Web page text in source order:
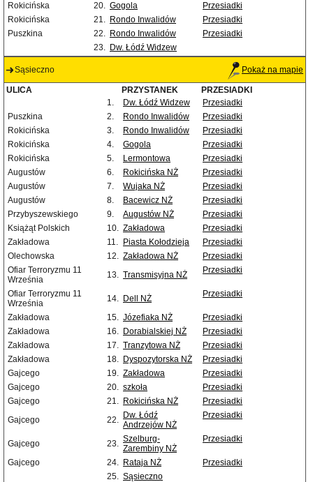
Rokicińska
20. Gogola
Przesiadki
Rokicińska
21. Rondo Inwalidów
Przesiadki
Puszkina
22. Rondo Inwalidów
Przesiadki
23. Dw. Łódź Widzew
Sąsieczno Pokaż na mapie
ULICA PRZYSTANEK
PRZESIADKI
1.
Dw. Łódź Widzew
Przesiadki
Puszkina
2. Rondo Inwalidów
Przesiadki
Rokicińska
3. Rondo Inwalidów
Przesiadki
Rokicińska
4. Gogola
Przesiadki
Rokicińska
5. Lermontowa
Przesiadki
Augustów
6. Rokicińska NŻ
Przesiadki
Augustów
7. Wujaka NŻ
Przesiadki
Augustów
8. Bacewicz NŻ
Przesiadki
Przybyszewskiego
9. Augustów NŻ
Przesiadki
Książąt Polskich
10. Zakładowa
Przesiadki
Zakładowa
11. Piasta Kołodzieja
Przesiadki
Olechowska
12. Zakładowa NŻ
Przesiadki
Ofiar Terroryzmu 11
Września
13. Transmisyjna NŻ Przesiadki
Ofiar Terroryzmu 11
Września
14. Dell NŻ Przesiadki
Zakładowa 15. Józefiaka NŻ
Przesiadki
Zakładowa
16. Dorabialskiej NŻ
Przesiadki
Zakładowa
17. Tranzytowa NŻ
Przesiadki
Zakładowa
18. Dyspozytorska NŻ
Przesiadki
Gajcego
19. Zakładowa
Przesiadki
Gajcego
20. szkoła
Przesiadki
Gajcego
21. Rokicińska NŻ
Przesiadki
Gajcego
22. Dw. Łódź
Andrzejów NŻ
Przesiadki
Gajcego 23. Szelburg-
Zarembiny NŻ
Przesiadki
Gajcego 24. Rataja NŻ
Przesiadki
25. Sąsieczno